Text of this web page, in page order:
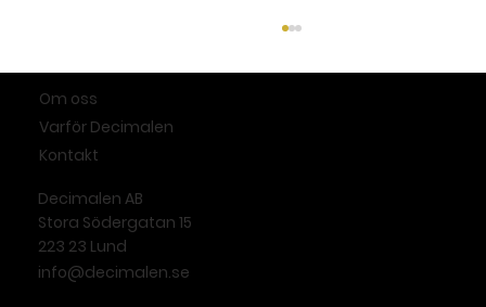
Decimalen stärker spårbarheten vid
Decimalen AB
Stora Södergatan 15
223 23 Lund
info@decimalen.se
Varför Decimalen
Om oss
Kontakt